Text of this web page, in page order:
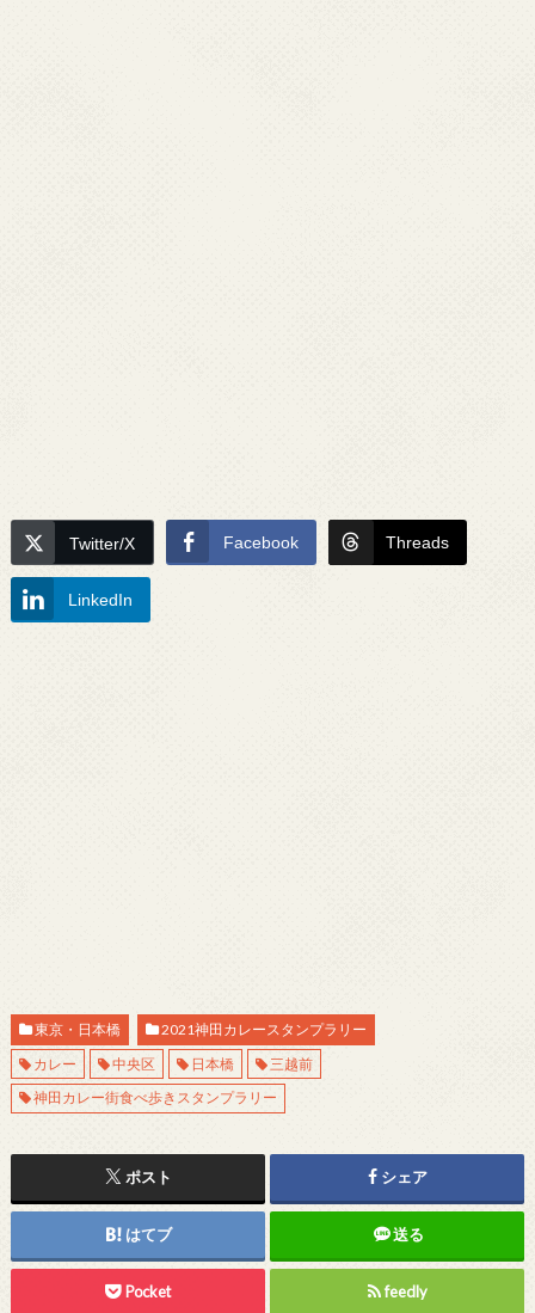
Twitter/X Facebook Threads
LinkedIn
東京・日本橋
2021神田カレースタンプラリー
カレー
中央区 日本橋
三越前
神田カレー街食べ歩きスタンプラリー
ポスト シェア
はてブ 送る
Pocket feedly